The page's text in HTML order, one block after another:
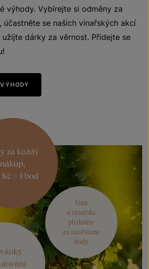
výhody. Vybírejte si odměny za
účastněte se našich vinařských akcí
užijte dárky za věrnost. Přidejte se
za každý
nákup,
= 1 bod
Vína
a vinařské
předměty
za nasbírané
body